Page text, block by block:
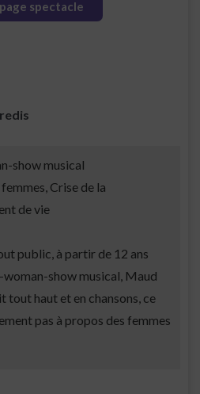
spectacle
show musical
Crise de la
de vie
public, à partir de 12 ans
woman-show musical, Maud
tout haut et en chansons, ce
pas à propos des femmes